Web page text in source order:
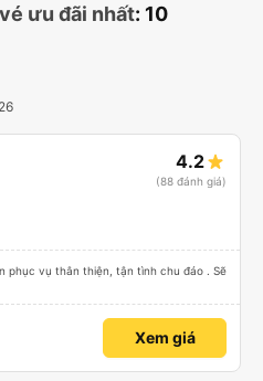
ưu đãi nhất: 10
4.2
(88 đánh giá)
phục vụ thân thiện, tận tình chu đáo . Sẽ
Xem giá